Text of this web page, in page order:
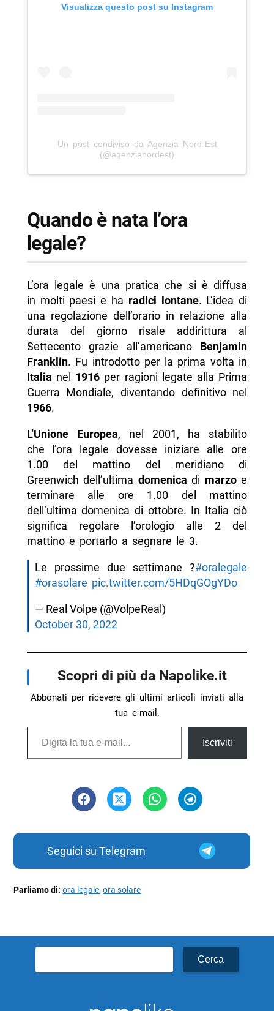
Visualizza questo post su Instagram
Un post condiviso da Agenzia Nord-Est
(@agenzianordest)
Quando è nata l’ora
legale?
L’ora legale è una pratica che si è diffusa
in molti paesi e ha radici lontane. L’idea di
una regolazione dell’orario in relazione alla
durata del giorno risale addirittura al
Settecento grazie all’americano Benjamin
Franklin. Fu introdotto per la prima volta in
Italia nel 1916 per ragioni legate alla Prima
Guerra Mondiale, diventando definitivo nel
1966.
L’Unione Europea, nel 2001, ha stabilito
che l’ora legale dovesse iniziare alle ore
1.00 del mattino del meridiano di
Greenwich dell’ultima domenica di marzoe
terminare alle ore 1.00 del mattino
dell’ultima domenica di ottobre. In Italia ciò
significa regolare l’orologio alle 2 del
mattino e portarlo a segnare le 3.
Le prossime due settimane ?#oralegale
#orasolare pic.twitter.com/5HDqGOgYDo
— Real Volpe (@VolpeReal)
October 30, 2022
Scopri di più da Napolike.it
Abbonati per ricevere gli ultimi articoli inviati alla
tua e-mail.
Digita la tua e-mail...
Iscriviti
Seguici su Telegram
Parliamo di:ora legale,ora solare
per: